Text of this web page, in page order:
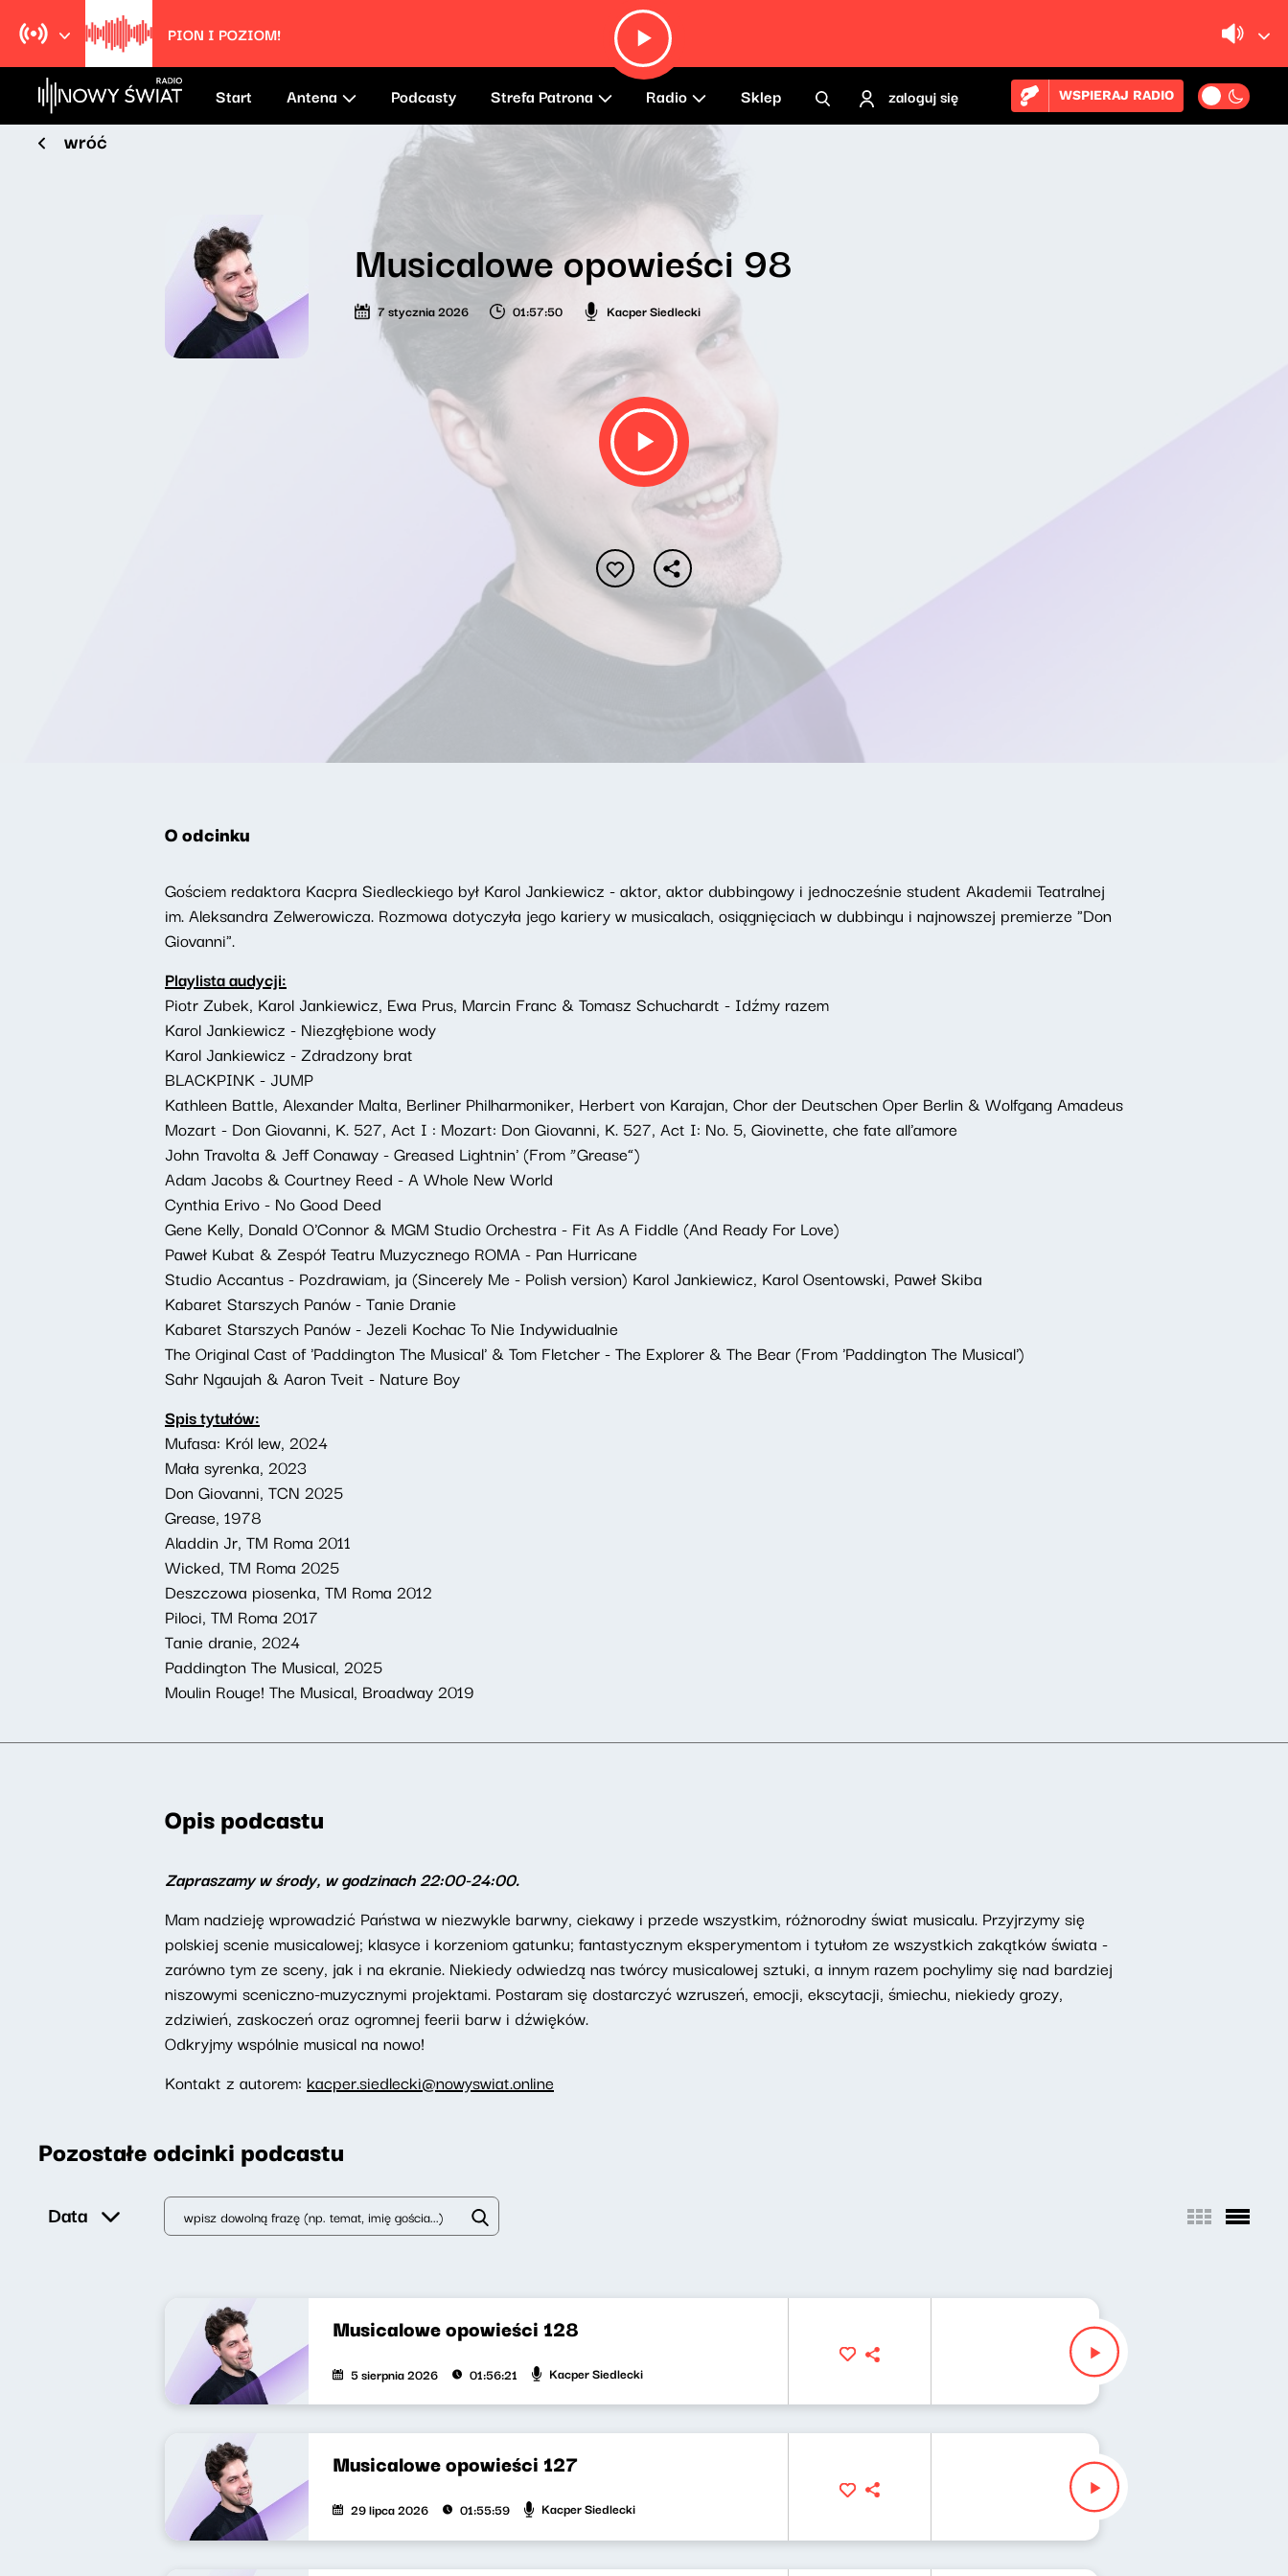
PION I POZIOM!
Start Antena Podcasty Strefa Patrona Radio Sklep zaloguj się WSPIERAJ RADIO
wróć
Musicalowe opowieści 98
7 stycznia 2026 01:57:50 Kacper Siedlecki
O odcinku
Gościem redaktora Kacpra Siedleckiego był Karol Jankiewicz - aktor, aktor dubbingowy i jednocześnie student Akademii Teatralnej
im. Aleksandra Zelwerowicza. Rozmowa dotyczyła jego kariery w musicalach, osiągnięciach w dubbingu i najnowszej premierze "Don
Giovanni".
Playlista audycji:
Piotr Zubek, Karol Jankiewicz, Ewa Prus, Marcin Franc & Tomasz Schuchardt - Idźmy razem
Karol Jankiewicz - Niezgłębione wody
Karol Jankiewicz - Zdradzony brat
BLACKPINK - JUMP
Kathleen Battle, Alexander Malta, Berliner Philharmoniker, Herbert von Karajan, Chor der Deutschen Oper Berlin & Wolfgang Amadeus
Mozart - Don Giovanni, K. 527, Act I : Mozart: Don Giovanni, K. 527, Act I: No. 5, Giovinette, che fate all'amore
John Travolta & Jeff Conaway - Greased Lightnin' (From “Grease”)
Adam Jacobs & Courtney Reed - A Whole New World
Cynthia Erivo - No Good Deed
Gene Kelly, Donald O'Connor & MGM Studio Orchestra - Fit As A Fiddle (And Ready For Love)
Paweł Kubat & Zespół Teatru Muzycznego ROMA - Pan Hurricane
Studio Accantus - Pozdrawiam, ja (Sincerely Me - Polish version) Karol Jankiewicz, Karol Osentowski, Paweł Skiba
Kabaret Starszych Panów - Tanie Dranie
Kabaret Starszych Panów - Jezeli Kochac To Nie Indywidualnie
The Original Cast of 'Paddington The Musical' & Tom Fletcher - The Explorer & The Bear (From 'Paddington The Musical')
Sahr Ngaujah & Aaron Tveit - Nature Boy
Spis tytułów:
Mufasa: Król lew, 2024
Mała syrenka, 2023
Don Giovanni, TCN 2025
Grease, 1978
Aladdin Jr, TM Roma 2011
Wicked, TM Roma 2025
Deszczowa piosenka, TM Roma 2012
Piloci, TM Roma 2017
Tanie dranie, 2024
Paddington The Musical, 2025
Moulin Rouge! The Musical, Broadway 2019
Opis podcastu
Zapraszamy w środy, w godzinach 22:00-24:00.
Mam nadzieję wprowadzić Państwa w niezwykle barwny, ciekawy i przede wszystkim, różnorodny świat musicalu. Przyjrzymy się
polskiej scenie musicalowej; klasyce i korzeniom gatunku; fantastycznym eksperymentom i tytułom ze wszystkich zakątków świata -
zarówno tym ze sceny, jak i na ekranie. Niekiedy odwiedzą nas twórcy musicalowej sztuki, a innym razem pochylimy się nad bardziej
niszowymi sceniczno-muzycznymi projektami. Postaram się dostarczyć wzruszeń, emocji, ekscytacji, śmiechu, niekiedy grozy,
zdziwień, zaskoczeń oraz ogromnej feerii barw i dźwięków.
Odkryjmy wspólnie musical na nowo!
Kontakt z autorem: kacper.siedlecki@nowyswiat.online
Pozostałe odcinki podcastu
Data
Musicalowe opowieści 128
5 sierpnia 2026 01:56:21 Kacper Siedlecki
Musicalowe opowieści 127
29 lipca 2026 01:55:59 Kacper Siedlecki